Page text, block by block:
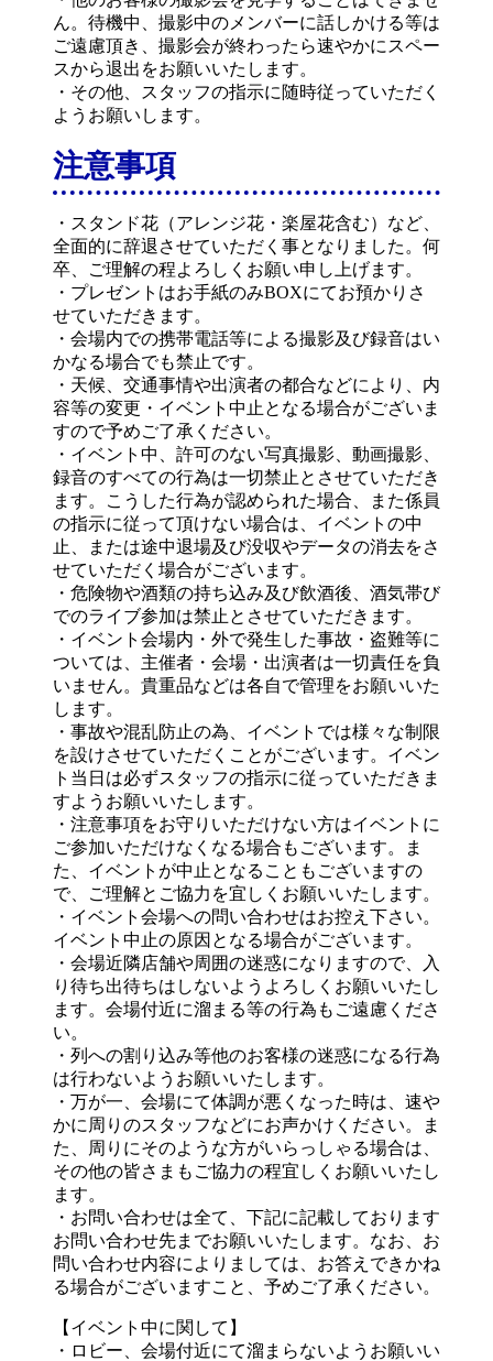
ん。待機中、撮影中のメンバーに話しかける等は
ご遠慮頂き、撮影会が終わったら速やかにスペー
スから退出をお願いいたします。
・その他、スタッフの指示に随時従っていただく
ようお願いします。
注意事項
・スタンド花（アレンジ花・楽屋花含む）など、
全面的に辞退させていただく事となりました。何
卒、ご理解の程よろしくお願い申し上げます。
・プレゼントはお手紙のみBOXにてお預かりさ
せていただきます。
・会場内での携帯電話等による撮影及び録音はい
かなる場合でも禁止です。
・天候、交通事情や出演者の都合などにより、内
容等の変更・イベント中止となる場合がございま
すので予めご了承ください。
・イベント中、許可のない写真撮影、動画撮影、
録音のすべての行為は一切禁止とさせていただき
ます。こうした行為が認められた場合、また係員
の指示に従って頂けない場合は、イベントの中
止、または途中退場及び没収やデータの消去をさ
せていただく場合がございます。
・危険物や酒類の持ち込み及び飲酒後、酒気帯び
でのライブ参加は禁止とさせていただきます。
・イベント会場内・外で発生した事故・盗難等に
ついては、主催者・会場・出演者は一切責任を負
いません。貴重品などは各自で管理をお願いいた
します。
・事故や混乱防止の為、イベントでは様々な制限
を設けさせていただくことがございます。イベン
ト当日は必ずスタッフの指示に従っていただきま
すようお願いいたします。
・注意事項をお守りいただけない方はイベントに
ご参加いただけなくなる場合もございます。ま
た、イベントが中止となることもございますの
で、ご理解とご協力を宜しくお願いいたします。
・イベント会場への問い合わせはお控え下さい。
イベント中止の原因となる場合がございます。
・会場近隣店舗や周囲の迷惑になりますので、入
り待ち出待ちはしないようよろしくお願いいたし
ます。会場付近に溜まる等の行為もご遠慮くださ
い。
・列への割り込み等他のお客様の迷惑になる行為
は行わないようお願いいたします。
・万が一、会場にて体調が悪くなった時は、速や
かに周りのスタッフなどにお声かけください。ま
た、周りにそのような方がいらっしゃる場合は、
その他の皆さまもご協力の程宜しくお願いいたし
ます。
・お問い合わせは全て、下記に記載しております
お問い合わせ先までお願いいたします。なお、お
問い合わせ内容によりましては、お答えできかね
る場合がございますこと、予めご了承ください。
【イベント中に関して】
・ロビー、会場付近にて溜まらないようお願いい